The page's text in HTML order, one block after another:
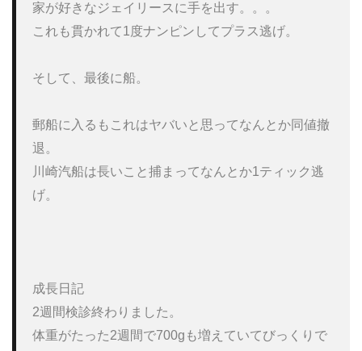
家が好きなジェイリースに手を出す。。。
これも貫かれて1度ナンピンしてプラス逃げ。
そして、最後に船。
郵船に入るもこれはヤバいと思ってなんとか同値撤
退。
川崎汽船は長いこと捕まってなんとか1ティック逃
げ。
成長日記
2週間検診終わりました。
体重がたった2週間で700gも増えていてびっくりで